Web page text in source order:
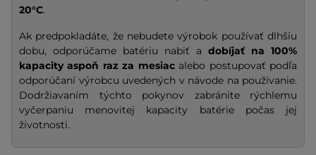
20°C.
Ak predpokladáte, že nebudete výrobok používať dlhšiu
dobu, odporúčame batériu nabiť a dobíjať na 100%
kapacity aspoň raz za mesiacalebo postupovať podľa
odporúčaní výrobcu uvedených v návode na používanie.
Dodržiavaním týchto pokynov zabránite rýchlemu
vyčerpaniu menovitej kapacity batérie počas jej
životnosti.